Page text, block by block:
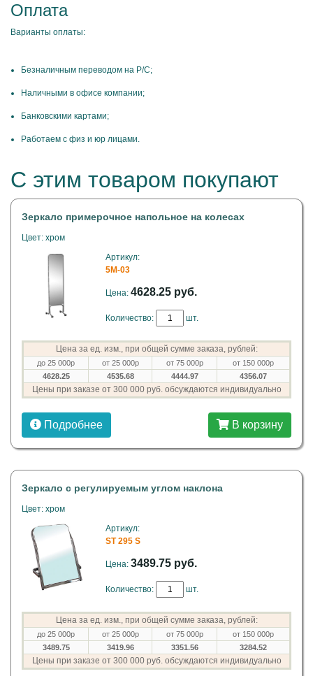
Оплата
Варианты оплаты:
Безналичным переводом на Р/С;
Наличными в офисе компании;
Банковскими картами;
Работаем с физ и юр лицами.
С этим товаром покупают
Зеркало примерочное напольное на колесах
Цвет: хром
Артикул:
5M-03
Цена: 4628.25 руб.
Количество: шт.
Цена за ед. изм., при общей сумме заказа, рублей:
до 25 000р от 25 000р от 75 000р
от 150 000р
4628.25
4535.68 4444.97 4356.07
Цены при заказе от 300 000 руб. обсуждаются индивидуально
Подробнее В корзину
Зеркало с регулируемым углом наклона
Цвет: хром
Артикул:
ST 295 S
Цена: 3489.75 руб.
Количество: шт.
Цена за ед. изм., при общей сумме заказа, рублей:
до 25 000р от 25 000р от 75 000р
от 150 000р
3489.75
3419.96 3351.56 3284.52
Цены при заказе от 300 000 руб. обсуждаются индивидуально